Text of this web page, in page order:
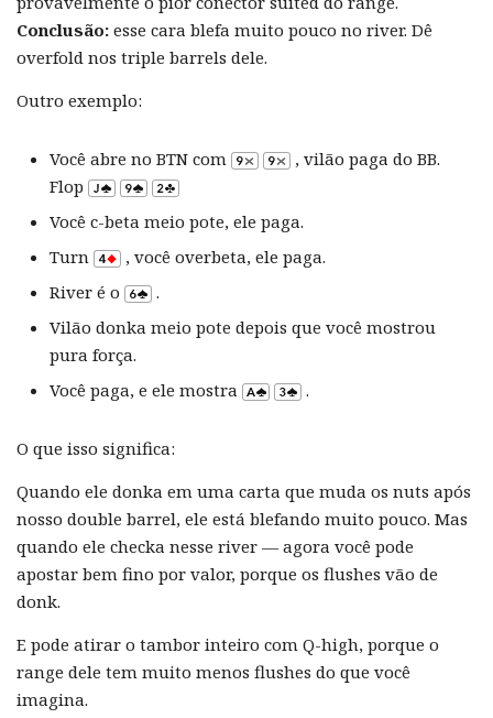
Conclusão: esse cara blefa muito pouco no river. Dê
overfold nos triple barrels dele.
Outro exemplo:
Você abre no BTN com
, vilão paga do BB.
Flop
Você c-beta meio pote, ele paga.
Turn
, você overbeta, ele paga.
River é o
.
Vilão donka meio pote depois que você mostrou
pura força.
Você paga, e ele mostra
.
O que isso significa:
Quando ele donka em uma carta que muda os nuts após
nosso double barrel, ele está blefando muito pouco. Mas
quando ele checka nesse river — agora você pode
apostar bem fino por valor, porque os flushes vão de
donk.
E pode atirar o tambor inteiro com Q-high, porque o
range dele tem muito menos flushes do que você
imagina.